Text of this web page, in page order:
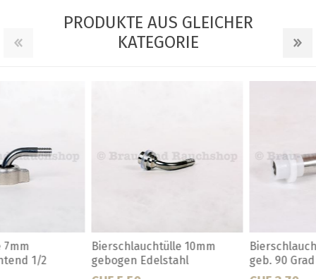
PRODUKTE AUS GLEICHER
KATEGORIE
Bierschlauchtülle 12 mm CNI
geb. 90 Grad
Bierschlauchtülle 6 mm CNI
geb. 90 Grad